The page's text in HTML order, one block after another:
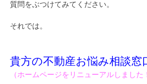
質問をぶつけてみてください。
それでは。
貴方の不動産お悩み相談窓
（ホームページをリニューアルしました